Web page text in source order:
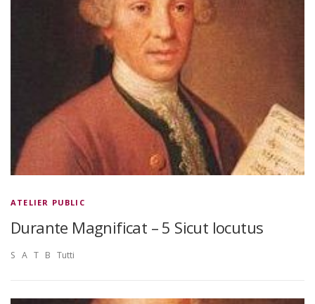
ATELIER PUBLIC
Durante Magnificat – 5 Sicut locutus
S A T B Tutti